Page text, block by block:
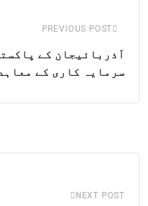
PREVIOUS POST
سرمایہ کاری کے
NEXT POST